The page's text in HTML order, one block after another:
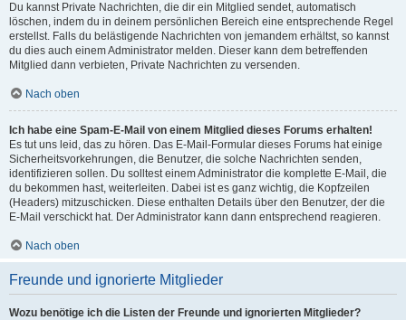
Du kannst Private Nachrichten, die dir ein Mitglied sendet, automatisch
löschen, indem du in deinem persönlichen Bereich eine entsprechende Regel
erstellst. Falls du belästigende Nachrichten von jemandem erhältst, so kannst
du dies auch einem Administrator melden. Dieser kann dem betreffenden
Mitglied dann verbieten, Private Nachrichten zu versenden.
Nach oben
Ich habe eine Spam-E-Mail von einem Mitglied dieses Forums erhalten!
Es tut uns leid, das zu hören. Das E-Mail-Formular dieses Forums hat einige
Sicherheitsvorkehrungen, die Benutzer, die solche Nachrichten senden,
identifizieren sollen. Du solltest einem Administrator die komplette E-Mail, die
du bekommen hast, weiterleiten. Dabei ist es ganz wichtig, die Kopfzeilen
(Headers) mitzuschicken. Diese enthalten Details über den Benutzer, der die
E-Mail verschickt hat. Der Administrator kann dann entsprechend reagieren.
Nach oben
Freunde und ignorierte Mitglieder
Wozu benötige ich die Listen der Freunde und ignorierten Mitglieder?